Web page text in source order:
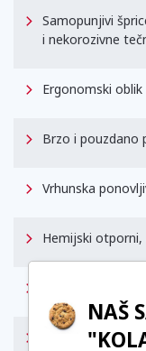
Samopunjivi
i nekorozivne
Ergonomski oblik
Brzo i pouzdano
Vrhunska
Hemijski otporni,
Dosys Premium
NAŠ